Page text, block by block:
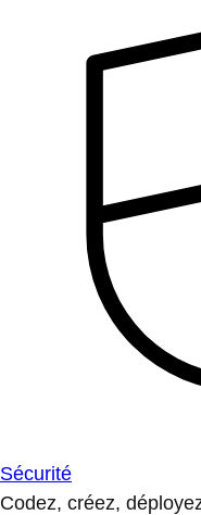
Sécurité
Codez, créez,